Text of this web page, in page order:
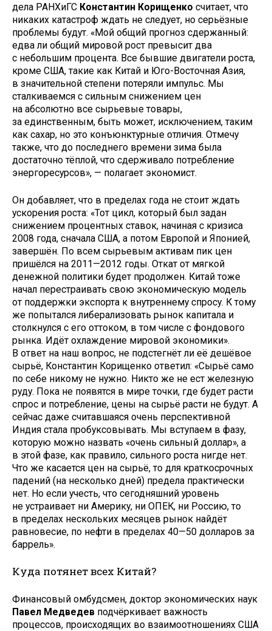
дела РАНХиГС Константин Корищенко считает, что
никаких катастроф ждать не следует, но серьёзные
проблемы будут. «Мой общий прогноз сдержанный:
едва ли общий мировой рост превысит два
с небольшим процента. Все бывшие двигатели роста,
кроме США, такие как Китай и Юго-Восточная Азия,
в значительной степени потеряли импульс. Мы
сталкиваемся с сильным снижением цен
на абсолютно все сырьевые товары,
за единственным, быть может, исключением, таким
как сахар, но это конъюнктурные отличия. Отмечу
также, что до последнего времени зима была
достаточно тёплой, что сдерживало потребление
энергоресурсов», — полагает экономист.
Он добавляет, что в пределах года не стоит ждать
ускорения роста: «Тот цикл, который был задан
снижением процентных ставок, начиная с кризиса
2008 года, сначала США, а потом Европой и Японией,
завершён. По всем сырьевым активам пик цен
пришёлся на 2011—2012 годы. Откат от мягкой
денежной политики будет продолжен. Китай тоже
начал перестраивать свою экономическую модель
от поддержки экспорта к внутреннему спросу. К тому
же попытался либерализовать рынок капитала и
столкнулся с его оттоком, в том числе с фондового
рынка. Идёт охлаждение мировой экономики».
В ответ на наш вопрос, не подстегнёт ли её дешёвое
сырьё, Константин Корищенко ответил: «Сырьё само
по себе никому не нужно. Никто же не ест железную
руду. Пока не появятся в мире точки, где будет расти
спрос и потребление, цены на сырьё расти не будут. А
сейчас даже считавшаяся очень перспективной
Индия стала пробуксовывать. Мы вступаем в фазу,
которую можно назвать «очень сильный доллар», а
в этой фазе, как правило, сильного роста нигде нет.
Что же касается цен на сырьё, то для краткосрочных
падений (на несколько дней) предела практически
нет. Но если учесть, что сегодняшний уровень
не устраивает ни Америку, ни ОПЕК, ни Россию, то
в пределах нескольких месяцев рынок найдёт
равновесие, по нефти в пределах 40—50 долларов за
баррель».
Куда потянет всех Китай?
Финансовый омбудсмен, доктор экономических наук
Павел Медведев подчёркивает важность
процессов, происходящих во взаимоотношениях США